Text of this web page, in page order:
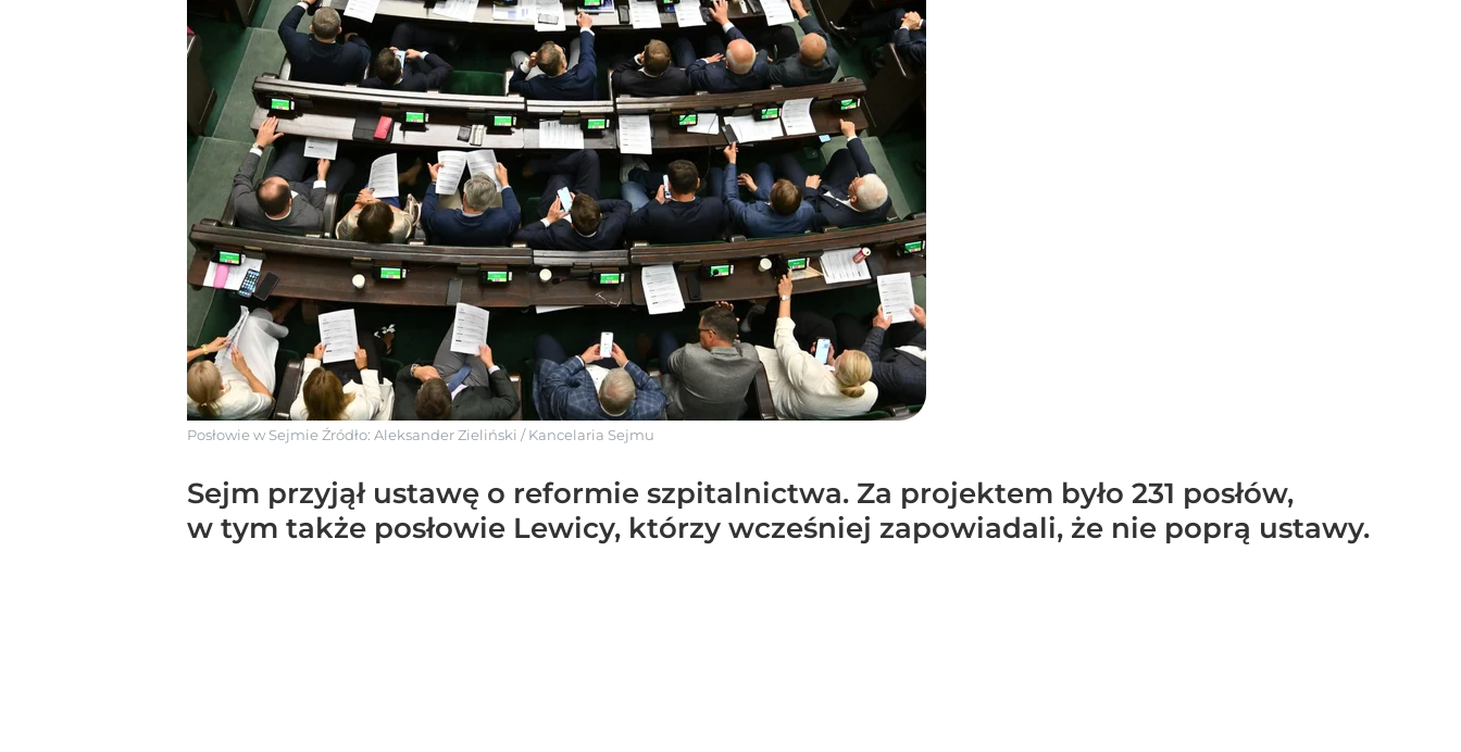
Posłowie w Sejmie Źródło: Aleksander Zieliński / Kancelaria Sejmu
Sejm przyjął ustawę o reformie szpitalnictwa. Za projektem było 231 posłów,
w tym także posłowie Lewicy, którzy wcześniej zapowiadali, że nie poprą ustawy.